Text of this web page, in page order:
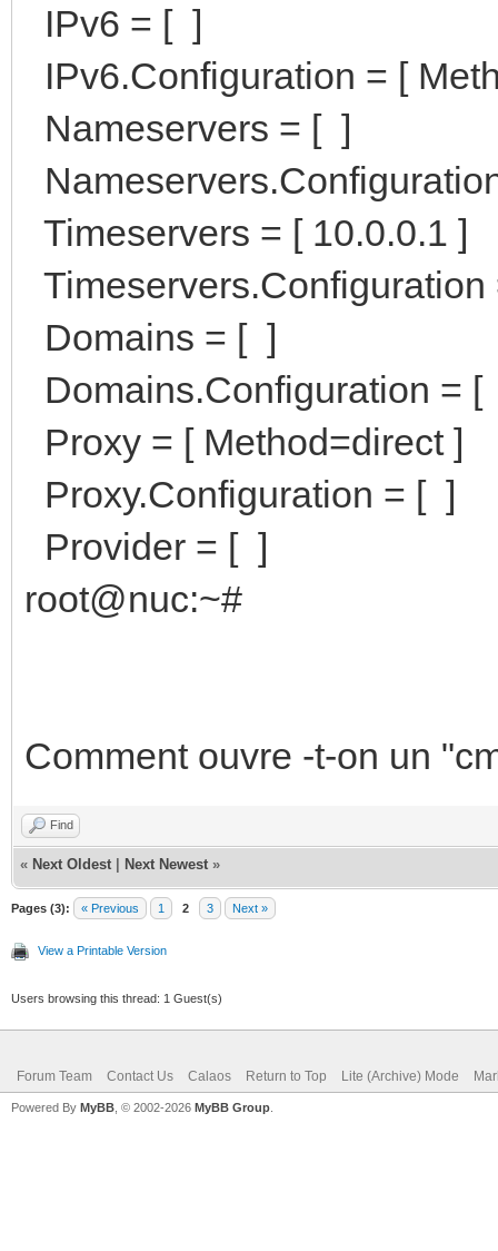
IPv6 = [ ]
IPv6.Configuration = [
Nameservers = [ ]
Timeservers = [ 10.0.0.1 ]
Domains = [ ]
Domains.Configuration =
Proxy = [ Method=direct ]
Proxy.Configuration = [ ]
Provider = [ ]
root@nuc:~#
Comment ouvre -t-on un
Find
« Next Oldest Next Newest »
Pages (3): « Previous 1 2 3 Next »
View a Printable Version
Users browsing this thread: 1 Guest(s)
Forum Team Contact Us Calaos Return to Top Lite (Archive) Mode
Powered By MyBB , © 2002-2026 MyBB Group